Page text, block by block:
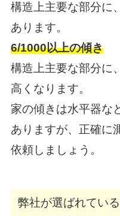
構造上主要な部分に
あります。
6/1000以上の傾き
構造上主要な部分に
高くなります。
家の傾きは水平器な
ありますが、正確に
依頼しましょう。
弊社が選ばれてい